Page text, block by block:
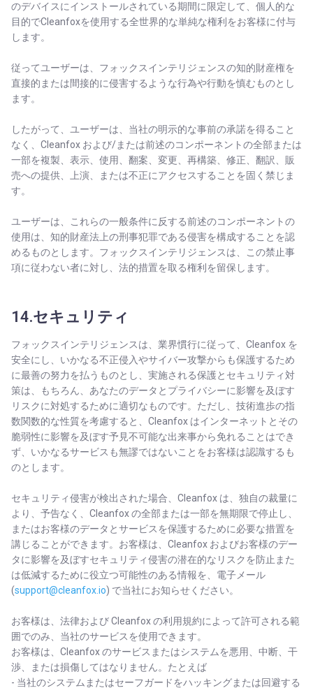
のデバイスにインストールされている期間に限定して、個人的な
目的でCleanfoxを使用する全世界的な単純な権利をお客様に付与
します。
従ってユーザーは、フォックスインテリジェンスの知的財産権を
直接的または間接的に侵害するような行為や行動を慎むものとし
ます。
したがって、ユーザーは、当社の明示的な事前の承諾を得ること
なく、Cleanfox および/または前述のコンポーネントの全部または
一部を複製、表示、使用、翻案、変更、再構築、修正、翻訳、販
売への提供、上演、または不正にアクセスすることを固く禁じま
す。
ユーザーは、これらの一般条件に反する前述のコンポーネントの
使用は、知的財産法上の刑事犯罪である侵害を構成することを認
めるものとします。フォックスインテリジェンスは、この禁止事
項に従わない者に対し、法的措置を取る権利を留保します。
14.セキュリティ
フォックスインテリジェンスは、業界慣行に従って、Cleanfox を
安全にし、いかなる不正侵入やサイバー攻撃からも保護するため
に最善の努力を払うものとし、実施される保護とセキュリティ対
策は、もちろん、あなたのデータとプライバシーに影響を及ぼす
リスクに対処するために適切なものです。ただし、技術進歩の指
数関数的な性質を考慮すると、Cleanfox はインターネットとその
脆弱性に影響を及ぼす予見不可能な出来事から免れることはでき
ず、いかなるサービスも無謬ではないことをお客様は認識するも
のとします。
セキュリティ侵害が検出された場合、Cleanfox は、独自の裁量に
より、予告なく、Cleanfox の全部または一部を無期限で停止し、
またはお客様のデータとサービスを保護するために必要な措置を
講じることができます。お客様は、Cleanfox およびお客様のデー
タに影響を及ぼすセキュリティ侵害の潜在的なリスクを防止また
は低減するために役立つ可能性のある情報を、電子メール
(support@cleanfox.io) で当社にお知らせください。
お客様は、法律および Cleanfox の利用規約によって許可される範
囲でのみ、当社のサービスを使用できます。
お客様は、Cleanfox のサービスまたはシステムを悪用、中断、干
渉、または損傷してはなりません。たとえば
- 当社のシステムまたはセーフガードをハッキングまたは回避する